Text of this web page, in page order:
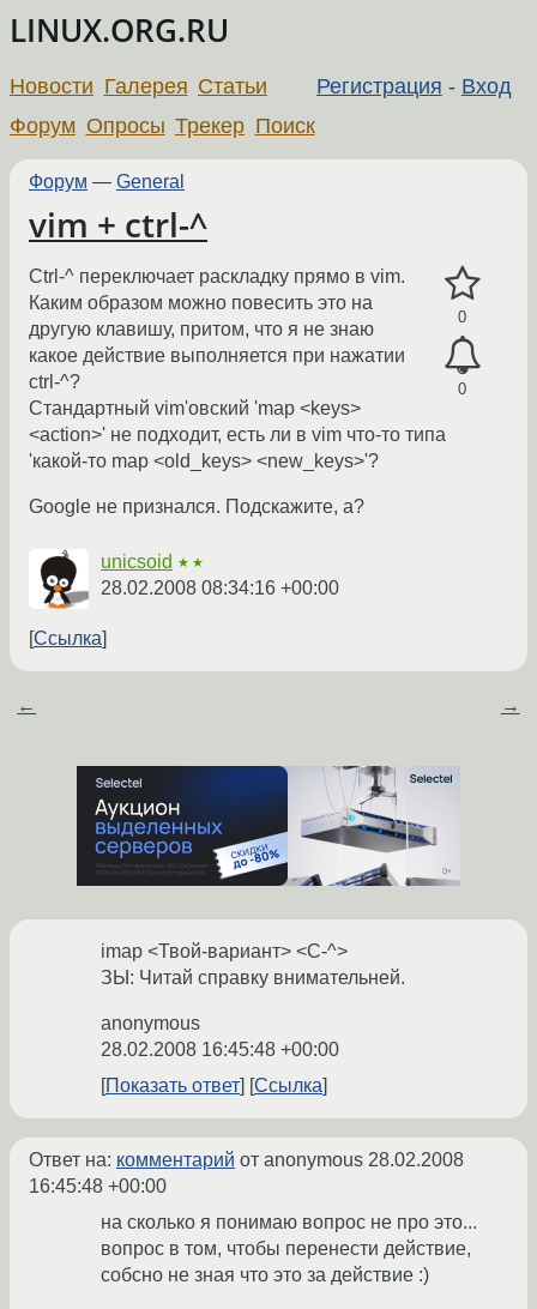
LINUX.ORG.RU
Регистрация - Вход
Новости Галерея Статьи
Форум Опросы Трекер Поиск
Форум — General
vim + ctrl-^
0
0
Ctrl-^ переключает раскладку прямо в vim.
Каким образом можно повесить это на
другую клавишу, притом, что я не знаю
какое действие выполняется при нажатии
ctrl-^?
Стандартный vim'овский 'map <keys>
<action>' не подходит, есть ли в vim что-то типа
'какой-то map <old_keys> <new_keys>'?
Google не признался. Подскажите, а?
unicsoid ★★
28.02.2008 08:34:16 +00:00
Ссылка
← →
imap <Твой-вариант> <C-^>
ЗЫ: Читай справку внимательней.
anonymous
28.02.2008 16:45:48 +00:00
Показать ответ
Ссылка
Ответ на: комментарий от anonymous 28.02.2008
16:45:48 +00:00
на сколько я понимаю вопрос не про это...
вопрос в том, чтобы перенести действие,
собсно не зная что это за действие :)